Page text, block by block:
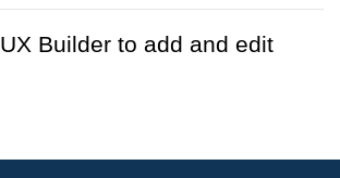
Builder to add and edit